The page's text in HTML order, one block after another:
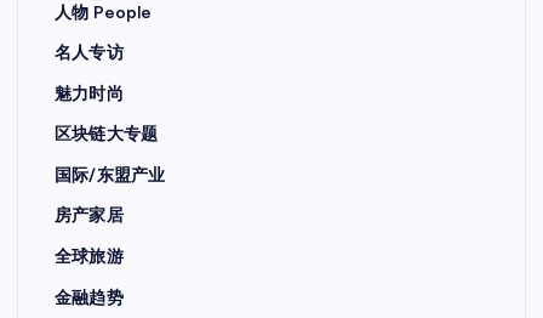
人物 People
名人专访
魅力时尚
区块链大专题
国际/东盟产业
房产家居
全球旅游
金融趋势